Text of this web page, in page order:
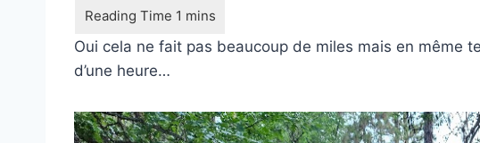
Oui cela ne fait pas beaucoup de miles mais en même
d’une heure…